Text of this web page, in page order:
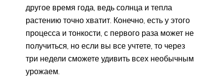
другое время года, ведь солнца и тепла
растению точно хватит. Конечно, есть у этого
процесса и тонкости, с первого раза может не
получиться, но если вы все учтете, то через
три недели сможете удивить всех необычным
урожаем.